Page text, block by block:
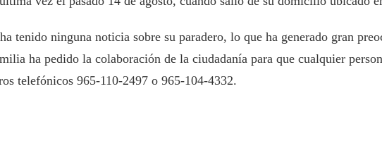
tenido ninguna noticia sobre su paradero, lo que ha generado gran
ha pedido la colaboración de la ciudadanía para que cualquier
telefónicos 965-110-2497 o 965-104-4332.